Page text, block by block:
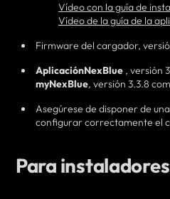
Vídeo con la guía de
Vídeo de la guía de la
Firmware del cargador,
AplicaciónNexBlue , versión
myNexBlue, versión 3.3.8
Asegúrese de disponer de
configurar correctamente el
Para